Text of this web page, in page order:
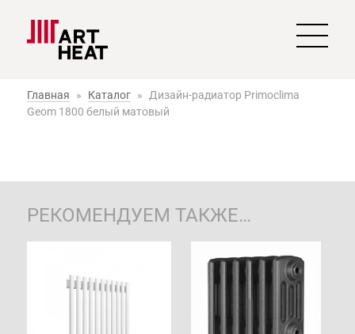
Главная » Каталог »
Дизайн-радиатор Primoclima
Geom 1800 белый матовый
РЕКОМЕНДУЕМ ТАКЖЕ…